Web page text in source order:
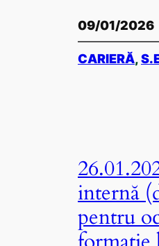
09/01/2026
CARIERĂ,
internă
pentru